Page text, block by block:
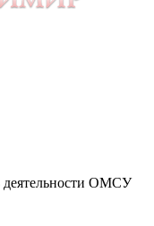
деятельности ОМСУ